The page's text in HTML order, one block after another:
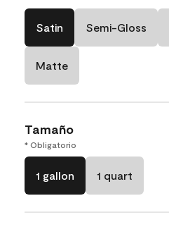
Satin Semi-Gloss
Matte
Tamaño
* Obligatorio
1 gallon 1 quart